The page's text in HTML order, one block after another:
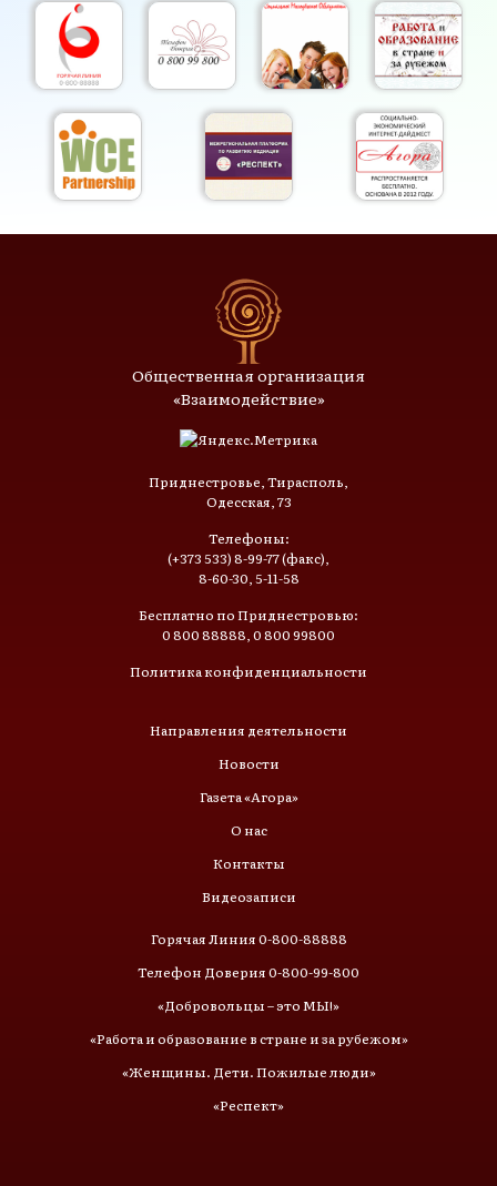
Общественная организация
«Взаимодействие»
Приднестровье, Тирасполь,
Одесская, 73
Телефоны:
(+373 533) 8-99-77 (факс),
8-60-30, 5-11-58
Бесплатно по Приднестровью:
0 800 88888, 0 800 99800
Политика конфиденциальности
Направления деятельности
Новости
Газета «Агора»
О нас
Контакты
Видеозаписи
Горячая Линия 0-800-88888
Телефон Доверия 0-800-99-800
«Добровольцы – это МЫ!»
«Работа и образование в стране и за рубежом»
«Женщины. Дети. Пожилые люди»
«Респект»